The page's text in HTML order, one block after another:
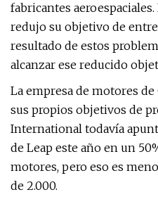
fabricantes
redujo su objetivo de
resultado de estos
alcanzar ese reducido
La empresa de motores
sus propios objetivos de
International todavía
de Leap este año en un
motores, pero eso es
de 2.000.